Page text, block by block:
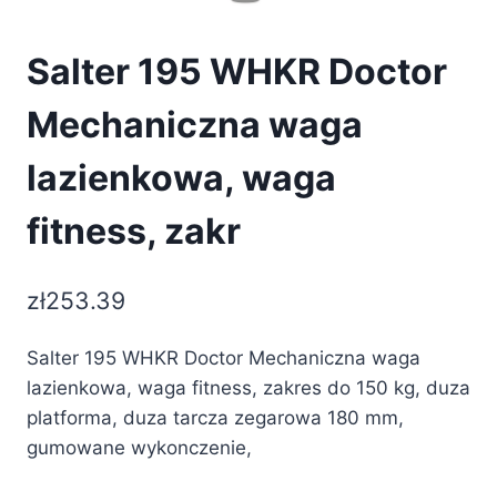
Salter 195 WHKR Doctor
Mechaniczna waga
lazienkowa, waga
fitness, zakr
zł253.39
Salter 195 WHKR Doctor Mechaniczna waga
lazienkowa, waga fitness, zakres do 150 kg, duza
platforma, duza tarcza zegarowa 180 mm,
gumowane wykonczenie,